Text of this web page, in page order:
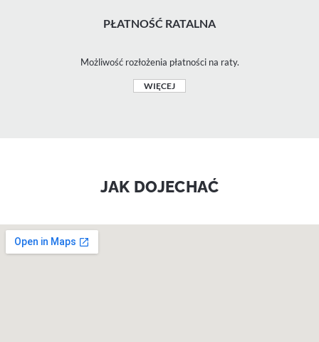
PŁATNOŚĆ RATALNA
Możliwość rozłożenia płatności na raty.
WIĘCEJ
JAK DOJECHAĆ